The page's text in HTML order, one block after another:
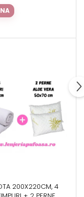
200X220CM, 4